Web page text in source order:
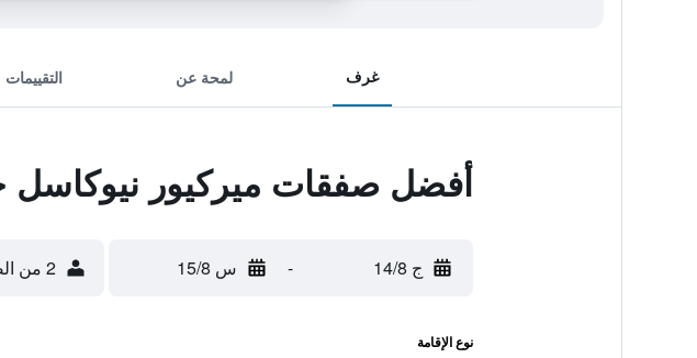
غرف لمحة عن التقييمات
أفضل صفقات ميركيور
ج 14/8 - س 15/8 2 من الضيوف، غرفة واحدة
نوع الإقامة